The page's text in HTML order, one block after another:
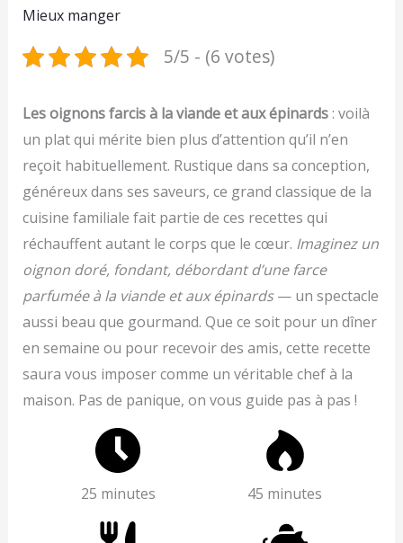
Mieux manger
5/5 - (6 votes)
Les oignons farcis à la viande et aux épinards: voilà
un plat qui mérite bien plus d’attention qu’il n’en
reçoit habituellement. Rustique dans sa conception,
généreux dans ses saveurs, ce grand classique de la
cuisine familiale fait partie de ces recettes qui
réchauffent autant le corps que le cœur. Imaginez un
oignon doré, fondant, débordant d’une farce
parfumée à la viande et aux épinards— un spectacle
aussi beau que gourmand. Que ce soit pour un dîner
en semaine ou pour recevoir des amis, cette recette
saura vous imposer comme un véritable chef à la
maison. Pas de panique, on vous guide pas à pas !
25 minutes 45 minutes